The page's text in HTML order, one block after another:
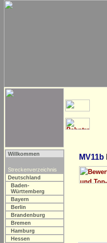
Willkommen
Streckenverzeichnis
Deutschland
Baden-
Württemberg
Bayern
Berlin
Brandenburg
Bremen
Hamburg
Hessen
MV11b